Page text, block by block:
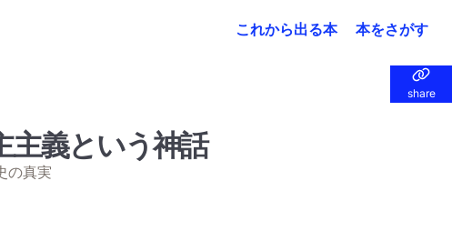
これから出る本 本をさがす
share
share
主義という神話
真実